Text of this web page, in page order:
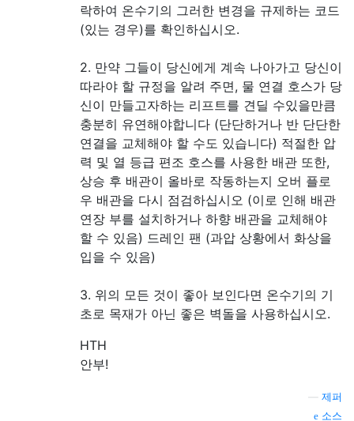
락하여 온수기의 그러한 변경을 규제하는 코드
(있는 경우)를 확인하십시오.
2. 만약 그들이 당신에게 계속 나아가고 당신이
따라야 할 규정을 알려 주면, 물 연결 호스가 당
신이 만들고자하는 리프트를 견딜 수있을만큼
충분히 유연해야합니다 (단단하거나 반 단단한
연결을 교체해야 할 수도 있습니다) 적절한 압
력 및 열 등급 편조 호스를 사용한 배관 또한,
상승 후 배관이 올바로 작동하는지 오버 플로
우 배관을 다시 점검하십시오 (이로 인해 배관
연장 부를 설치하거나 하향 배관을 교체해야
할 수 있음) 드레인 팬 (과압 상황에서 화상을
입을 수 있음)
3. 위의 모든 것이 좋아 보인다면 온수기의 기
초로 목재가 아닌 좋은 벽돌을 사용하십시오.
HTH
안부!
제퍼
소스